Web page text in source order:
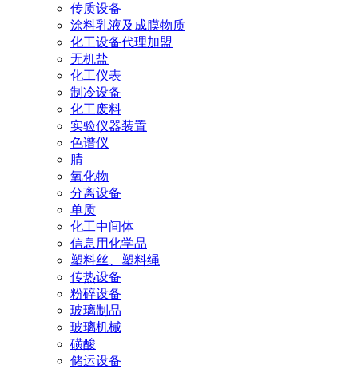
传质设备
涂料乳液及成膜物质
化工设备代理加盟
无机盐
化工仪表
制冷设备
化工废料
实验仪器装置
色谱仪
腈
氧化物
分离设备
单质
化工中间体
信息用化学品
塑料丝、塑料绳
传热设备
粉碎设备
玻璃制品
玻璃机械
磺酸
储运设备